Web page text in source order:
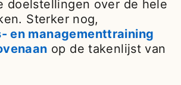
doelstellingen over de hele
Sterker nog,
en managementtraining
opens in a new tab
op de takenlijst van